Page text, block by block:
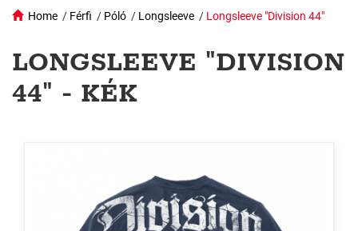
Home / Férfi / Póló / Longsleeve / Longsleeve "Division 44"
LONGSLEEVE "DIVISION
44" - KÉK